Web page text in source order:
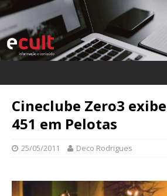
Cineclube Zero3
451 em Pelotas
25/05/2011 Deco Rodrigues